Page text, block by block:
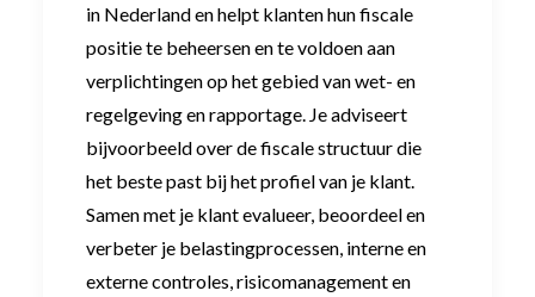
in Nederland en helpt klanten hun fiscale
positie te beheersen en te voldoen aan
verplichtingen op het gebied van wet- en
regelgeving en rapportage. Je adviseert
bijvoorbeeld over de fiscale structuur die
het beste past bij het profiel van je klant.
Samen met je klant evalueer, beoordeel en
verbeter je belastingprocessen, interne en
externe controles, risicomanagement en